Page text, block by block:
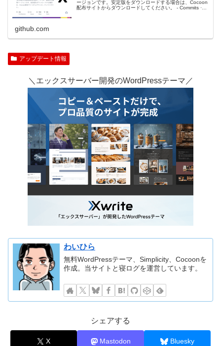
ージョンです。安定版をダウンロードする場合は、Cocoon
配布サイトからダウンロードしてください。 - Commits ·
github.com
アップデート情報
＼エックスサーバー開発のWordPressテーマ／
わいひら
無料WordPressテーマ、Simplicity、Cocoonを
作成。当サイトと寝ログを運営しています。
シェアする
X Mastodon Bluesky